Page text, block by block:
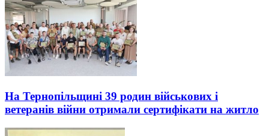
На Тернопільщині 39 родин військових і
ветеранів війни отримали сертифікати на житло